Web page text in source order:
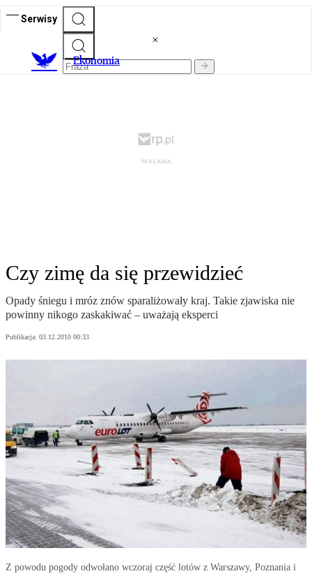
Serwisy
Ekonomia
Czy zimę da się przewidzieć
Opady śniegu i mróz znów sparaliżowały kraj. Takie zjawiska nie
powinny nikogo zaskakiwać – uważają eksperci
Publikacja: 03.12.2010 00:33
Z powodu pogody odwołano wczoraj część lotów z Warszawy, Poznania i